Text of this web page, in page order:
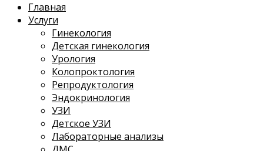
Главная
Услуги
Гинекология
Детская гинекология
Урология
Колопроктология
Репродуктология
Эндокринология
УЗИ
Детское УЗИ
Лабораторные анализы